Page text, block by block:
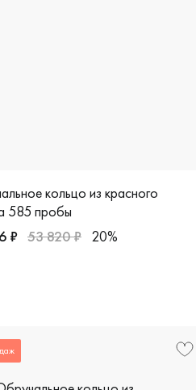
кольцо из красного
585 пробы
₽ 53 820 ₽ 20%